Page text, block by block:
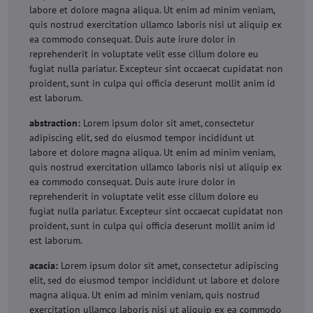
labore et dolore magna aliqua. Ut enim ad minim veniam,
quis nostrud exercitation ullamco laboris nisi ut aliquip ex
ea commodo consequat. Duis aute irure dolor in
reprehenderit in voluptate velit esse cillum dolore eu
fugiat nulla pariatur. Excepteur sint occaecat cupidatat non
proident, sunt in culpa qui officia deserunt mollit anim id
est laborum.
abstraction: Lorem ipsum dolor sit amet, consectetur
adipiscing elit, sed do eiusmod tempor incididunt ut
labore et dolore magna aliqua. Ut enim ad minim veniam,
quis nostrud exercitation ullamco laboris nisi ut aliquip ex
ea commodo consequat. Duis aute irure dolor in
reprehenderit in voluptate velit esse cillum dolore eu
fugiat nulla pariatur. Excepteur sint occaecat cupidatat non
proident, sunt in culpa qui officia deserunt mollit anim id
est laborum.
acacia: Lorem ipsum dolor sit amet, consectetur adipiscing
elit, sed do eiusmod tempor incididunt ut labore et dolore
magna aliqua. Ut enim ad minim veniam, quis nostrud
exercitation ullamco laboris nisi ut aliquip ex ea commodo